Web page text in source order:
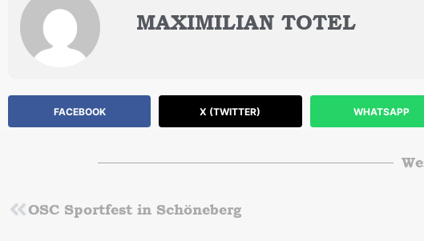
MAXIMILIAN TOTEL
FACEBOOK X (TWITTER) WHATSAPP
Zurück
OSC Sportfest in Schöneberg